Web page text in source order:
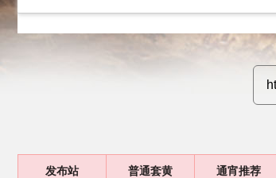
发布站 普通套黄 通宵推荐